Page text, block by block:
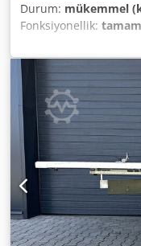
Durum: mükemmel
Fonksiyonellik:
2.000 kg, kesme
DERECEDE BAŞ
KESME MAKİNESİ -
Maks. uzunluk 60*
1050 mm - Maks.
biri 2,2 kW
Eğim 0-20° - 2 adet
dönme hızı 8600
m/dak - 6 adet emiş
3200x2050x1400 mm -